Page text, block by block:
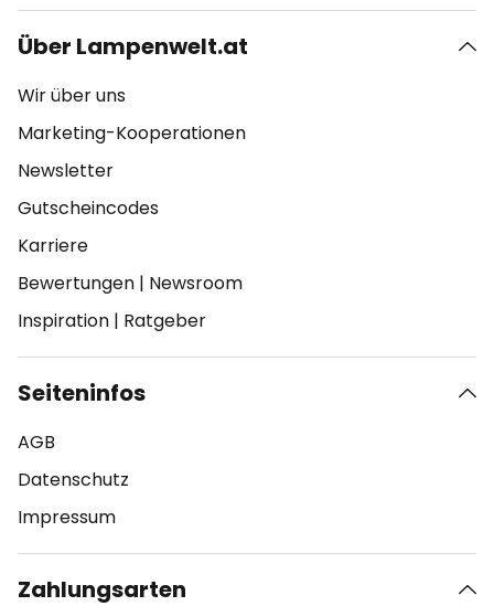
Über Lampenwelt.at
Wir über uns
Marketing-Kooperationen
Newsletter
Gutscheincodes
Karriere
Bewertungen | Newsroom
Inspiration | Ratgeber
Seiteninfos
AGB
Datenschutz
Impressum
Zahlungsarten